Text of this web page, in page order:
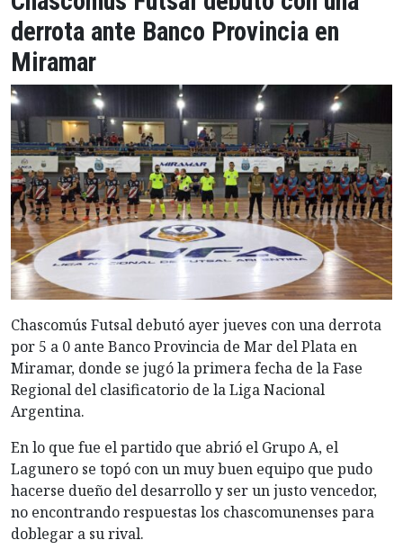
derrota ante Banco Provincia en
Miramar
Chascomús Futsal debutó ayer jueves con una derrota
por 5 a 0 ante Banco Provincia de Mar del Plata en
Miramar, donde se jugó la primera fecha de la Fase
Regional del clasificatorio de la Liga Nacional
Argentina.
En lo que fue el partido que abrió el Grupo A, el
Lagunero se topó con un muy buen equipo que pudo
hacerse dueño del desarrollo y ser un justo vencedor,
no encontrando respuestas los chascomunenses para
doblegar a su rival.